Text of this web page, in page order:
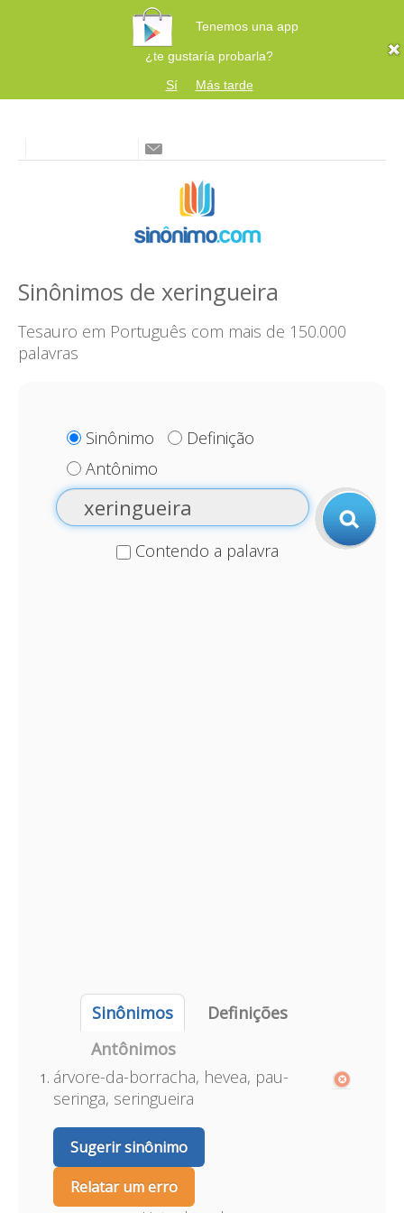
Tenemos una app
¿te gustaría probarla?
Sí
Más tarde
Sinônimos de xeringueira
Tesauro em Português com mais de 150.000
palavras
Sinônimo
Definição
Antônimo
Contendo a palavra
Sinônimos
Definições
Antônimos
árvore-da-borracha, hevea, pau-
seringa, seringueira
Sugerir sinônimo
Relatar um erro